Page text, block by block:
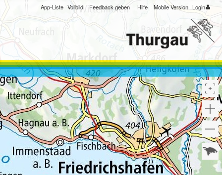
App-Liste Vollbild Feedback geben Hilfe Mobile Version Login